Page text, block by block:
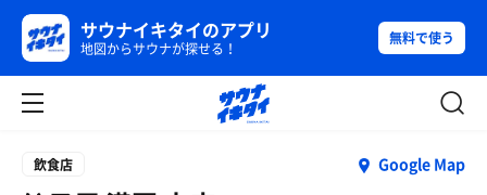
サウナイキタイのアプリ
地図からサウナが探せる！
無料で使う
飲食店 Google Map